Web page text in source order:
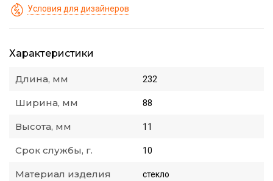
Условия для дизайнеров
Характеристики
Длина, мм 232
Ширина, мм 88
Высота, мм 11
Срок службы, г. 10
Материал изделия стекло